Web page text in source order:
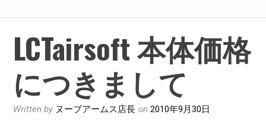
LCTairsoft 本体価格
につきまして
Written by ヌーブアームス店長 on2010年9月30日